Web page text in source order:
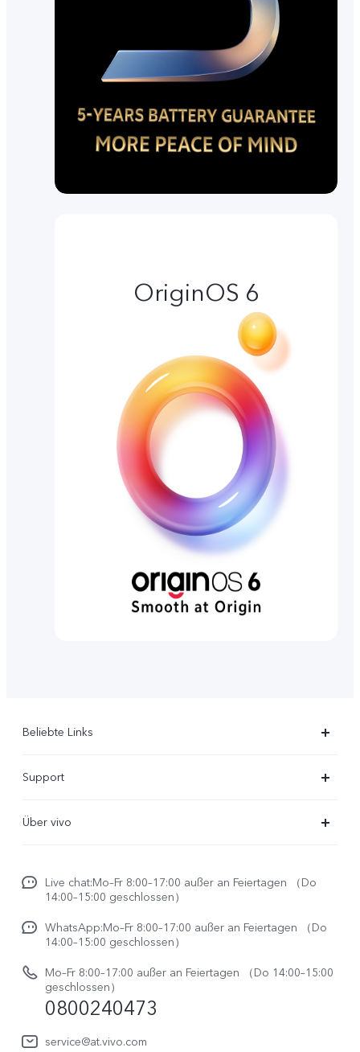
OriginOS 6
Beliebte Links
X300
V70 FE
vivo Buds Air3
Support
Funtouch OS
IMEI-Authentifizierung
System Verbesserung
Reparaturerfassung
Benutzerhandbuch
Log aktualisieren
Über vivo
Impressum
Rechtliche Hinweise
vivo Datenschutzcenter
Live chat:Mo–Fr 8:00–17:00 außer an Feiertagen （Do
14:00–15:00 geschlossen）
WhatsApp:Mo–Fr 8:00–17:00 außer an Feiertagen （Do
14:00–15:00 geschlossen）
Mo–Fr 8:00–17:00 außer an Feiertagen （Do 14:00–15:00
geschlossen）
0800240473
service@at.vivo.com